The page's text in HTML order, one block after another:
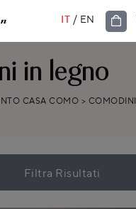
IT / EN
in legno
CASA COMO > COMODINI
Filtra Risultati